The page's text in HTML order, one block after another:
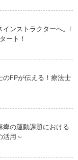
ンストラクターへ。l
ート！
のFPが伝える！療法士
痺の運動課題における
活用～